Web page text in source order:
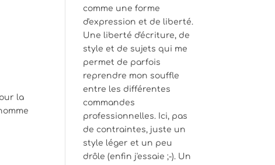
la
comme une forme
d'expression et de liberté.
Une liberté d'écriture, de
style et de sujets qui me
permet de parfois
reprendre mon souffle
entre les différentes
commandes
professionnelles. Ici, pas
de contraintes, juste un
style léger et un peu
drôle (enfin j'essaie ;-). Un